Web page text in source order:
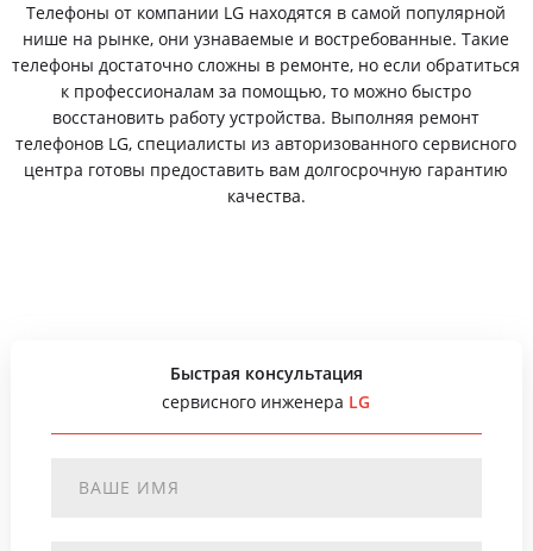
Телефоны от компании LG находятся в самой популярной
нише на рынке, они узнаваемые и востребованные. Такие
телефоны достаточно сложны в ремонте, но если обратиться
к профессионалам за помощью, то можно быстро
восстановить работу устройства. Выполняя ремонт
телефонов LG, специалисты из авторизованного сервисного
центра готовы предоставить вам долгосрочную гарантию
качества.
Быстрая консультация
сервисного инженера LG